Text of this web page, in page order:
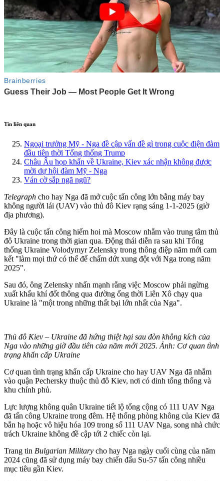
Tin liên quan
Ngoại trưởng Mỹ - Nga đề cập vấn đề gì trong cuộc điện đàm
đầu tiên thời Tổng thống Trump
Châu Âu họp khẩn về Ukraine, Kiev xác nhận không được
mời dự hội đàm Mỹ - Nga
Ván cờ sắp ngã ngũ?
Telegraph cho hay Nga đã mở cuộc tấn công lớn bằng máy bay
không người lái (UAV) vào thủ đô Kiev rạng sáng 1-1-2025 (giờ
địa phương).
Đây là cuộc tấn công hiếm hoi mà Moscow nhằm vào trung tâm thủ
đô Ukraine trong thời gian qua. Động thái diễn ra sau khi Tổng
thống Ukraine Volodymyr Zelensky trong thông điệp năm mới cam
kết "làm mọi thứ có thể để chấm dứt xung đột với Nga trong năm
2025".
Sau đó, ông Zelensky nhấn mạnh rằng việc Moscow phải ngừng
xuất khẩu khí đốt thông qua đường ống thời Liên Xô chạy qua
Ukraine là "một trong những thất bại lớn nhất của Nga".
Thủ đô Kiev – Ukraine đã hứng thiệt hại sau đòn không kích của
Nga vào những giờ đầu tiên của năm mới 2025. Ảnh: Cơ quan tình
trạng khẩn cấp Ukraine
Cơ quan tình trạng khẩn cấp Ukraine cho hay UAV Nga đã nhắm
vào quận Pechersky thuộc thủ đô Kiev, nơi có dinh tổng thống và
khu chính phủ.
Lực lượng không quân Ukraine tiết lộ tổng cộng có 111 UAV Nga
đã tấn công Ukraine trong đêm. Hệ thống phòng không của Kiev đã
bắn hạ hoặc vô hiệu hóa 109 trong số 111 UAV Nga, song nhà chức
trách Ukraine không đề cập tới 2 chiếc còn lại.
Trang tin Bulgarian Military cho hay Nga ngày cuối cùng của năm
2024 cũng đã sử dụng máy bay chiến đấu Su-57 tấn công nhiều
mục tiêu gần Kiev.